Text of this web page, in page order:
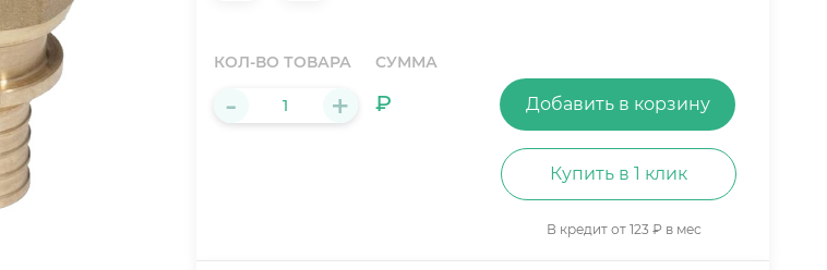
КОЛ-ВО ТОВАРА
- +
СУММА
₽ Добавить в корзину
Купить в 1 клик
В кредит от 123 ₽ в мес